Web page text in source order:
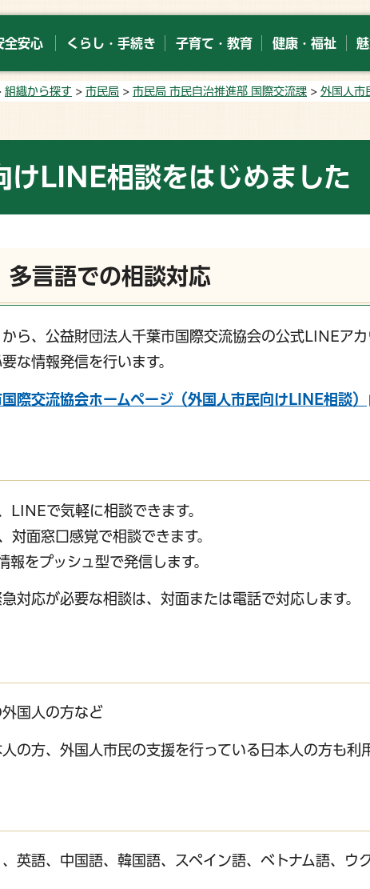
全安心 くらし・手続き 子育て・教育 健康・福祉
組織から探す > 市民局 > 市民局 市民自治推進部 国際交流課 > 外国人市
けLINE相談をはじめました
多言語での相談対応
ら、公益財団法人千葉市国際交流協会の公式LINEア
な情報発信を行います。
際交流協会ホームページ（外国人市民向けLINE相談）
LINEで気軽に相談できます。
対面窓口感覚で相談できます。
報をプッシュ型で発信します。
対応が必要な相談は、対面または電話で対応します。
国人の方など
の方、外国人市民の支援を行っている日本人の方も利
英語、中国語、韓国語、スペイン語、ベトナム語、ウ
千葉市の電子行政サービス